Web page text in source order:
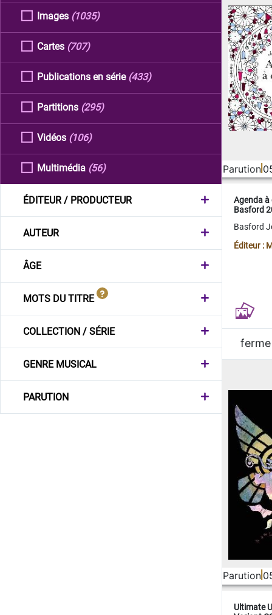
Images (1035)
Cartes (707)
Publications en série (433)
Partitions (295)
Vidéos (106)
Multimédia (56)
ÉDITEUR / PRODUCTEUR
AUTEUR
ÂGE
MOTS DU TITRE
COLLECTION / SÉRIE
GENRE MUSICAL
PARUTION
Parution
Agenda
Basford
Basford
Éditeur :
ferme
Parution
Ultimate